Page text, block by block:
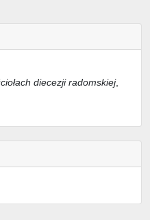
diecezji radomskiej,